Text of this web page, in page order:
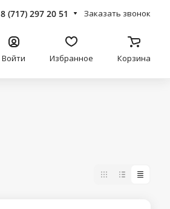
8 (717) 297 20 51 Заказать звонок
Войти Избранное Корзина